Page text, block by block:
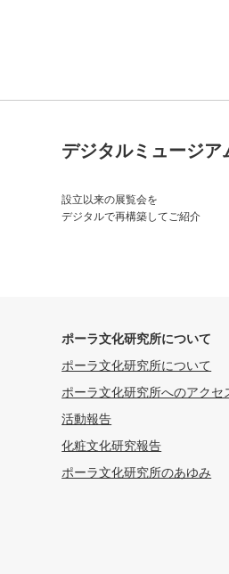
デジタルミュージア
設立以来の展覧会を
デジタルで再構築してご紹介
ポーラ文化研究所について
ポーラ文化研究所について
ポーラ文化研究所へのアクセ
活動報告
化粧文化研究報告
ポーラ文化研究所のあゆみ